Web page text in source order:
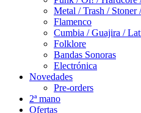
Metal / Trash /
Flamenco
Cumbia / Guajira /
Folklore
Bandas Sonoras
Electrónica
Novedades
Pre-orders
2ª mano
Ofertas